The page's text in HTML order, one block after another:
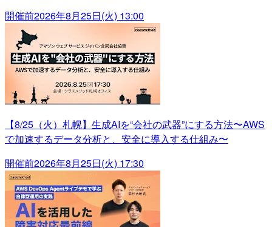
開催前2026年8月25日(火) 13:00
【8/25（火）札幌】生成AIを“会社の武器”にする方法〜AWS
で加速するデータ分析と、安全に導入する仕組み〜
開催前2026年8月25日(火) 17:30